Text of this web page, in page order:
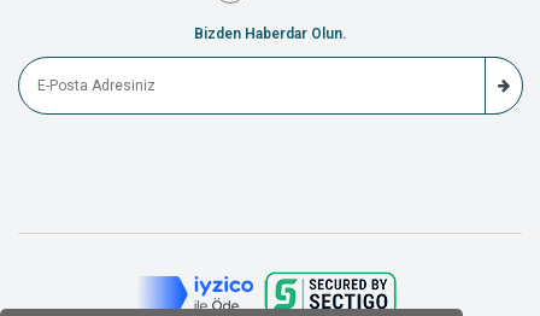
Bizden Haberdar Olun.